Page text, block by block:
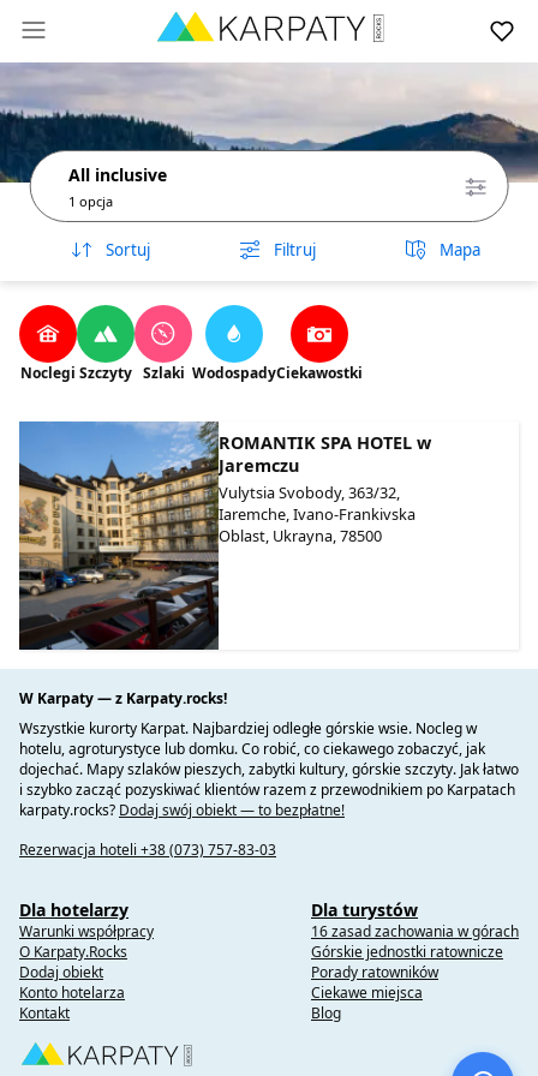
All inclusive
1 opcja
Sortuj Filtruj Mapa
Noclegi Szczyty Szlaki WodospadyCiekawostki
ROMANTIK SPA HOTEL w
Jaremczu
Vulytsia Svobody, 363/32,
Iaremche, Ivano-Frankivska
Oblast, Ukrayna, 78500
W Karpaty — z Karpaty.rocks!
Wszystkie kurorty Karpat. Najbardziej odległe górskie wsie. Nocleg w
hotelu, agroturystyce lub domku. Co robić, co ciekawego zobaczyć, jak
dojechać. Mapy szlaków pieszych, zabytki kultury, górskie szczyty. Jak łatwo
i szybko zacząć pozyskiwać klientów razem z przewodnikiem po Karpatach
karpaty.rocks? Dodaj swój obiekt — to bezpłatne!
Rezerwacja hoteli +38 (073) 757-83-03
Dla hotelarzy
Warunki współpracy
O Karpaty.Rocks
Dodaj obiekt
Konto hotelarza
Kontakt
Dla turystów
16 zasad zachowania w górach
Górskie jednostki ratownicze
Porady ratowników
Ciekawe miejsca
Blog